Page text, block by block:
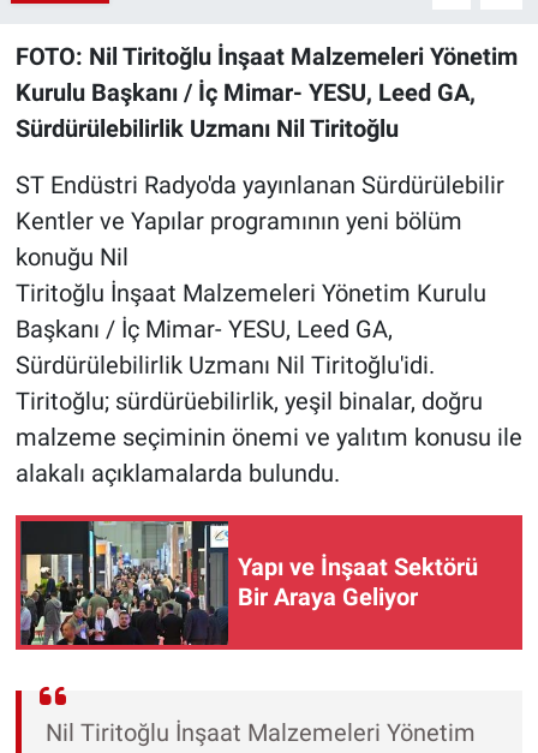
FOTO: Nil Tiritoğluİnşaat Malzemeleri Yönetim
Kurulu Başkanı / İç Mimar- YESU, Leed GA,
Sürdürülebilirlik Uzmanı Nil Tiritoğlu
ST Endüstri Radyo'da yayınlanan Sürdürülebilir
Kentler ve Yapılar programının yeni bölüm
konuğu Nil
Tiritoğlu İnşaat Malzemeleri Yönetim Kurulu
Başkanı / İç Mimar- YESU, Leed GA,
Sürdürülebilirlik Uzmanı Nil Tiritoğlu'idi.
Tiritoğlu; sürdürüebilirlik, yeşil binalar, doğru
malzeme seçiminin önemi ve yalıtım konusu ile
alakalı açıklamalarda bulundu.
Yapı ve İnşaat Sektörü
Bir Araya Geliyor
Nil Tiritoğlu İnşaat Malzemeleri Yönetim